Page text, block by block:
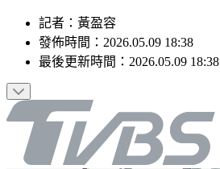
記者 ： 黃盈容
發佈時間： 2026.05.09 18:38
最後更新時間： 2026.05.09 18:38